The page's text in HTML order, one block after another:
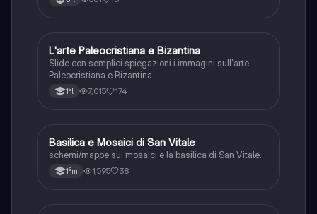
Arte
L'arte Paleocristiana e Bizantina
Slide con semplici spiegazioni i immagini sull'arte
Paleocristiana e Bizantina
1ªl 7,015 174
Arte
Basilica e Mosaici di San Vitale
schemi/mappe sui mosaici e la basilica di San Vitale.
1ªm 1,595 38